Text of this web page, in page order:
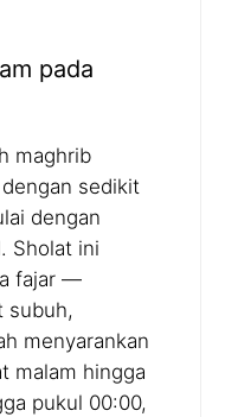
pada
maghrib
sedikit
dengan
Sholat ini
fajar —
subuh,
menyarankan
malam hingga
pukul 00:00,